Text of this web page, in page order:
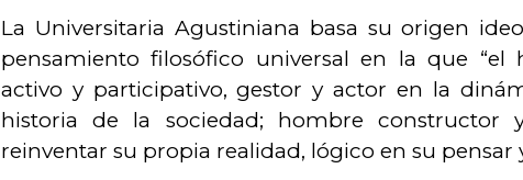
La Universitaria Agustiniana basa su origen
pensamiento filosófico universal en la que
activo y participativo, gestor y actor en la
historia de la sociedad; hombre constructor
reinventar su propia realidad, lógico en su pensar